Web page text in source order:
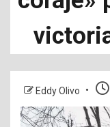
Eddy Olivo